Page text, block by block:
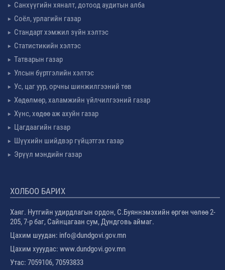
Санхүүгийн хяналт, дотоод аудитын алба
Соёл, урлагийн газар
Стандарт хэмжил зүйн хэлтэс
Статистикийн хэлтэс
Татварын газар
Улсын бүртгэлийн хэлтэс
Ус, цаг уур, орчны шинжилгээний төв
Хөдөлмөр, халамжийн үйлчилгээний газар
Хүнс, хөдөө аж ахуйн газар
Цагдаагийн газар
Шүүхийн шийдвэр гүйцэтгэх газар
Эрүүл мэндийн газар
ХОЛБОО БАРИХ
Хаяг. Нутгийн удирдлагын ордон, С.Буяннэмэхийн өргөн чөлөө 2-
205, 7-р баг, Сайнцагаан сум, Дундговь аймаг.
Цахим шуудан: info@dundgovi.gov.mn
Цахим хууудас: www.dundgovi.gov.mn
Утас: 7059106, 70593833